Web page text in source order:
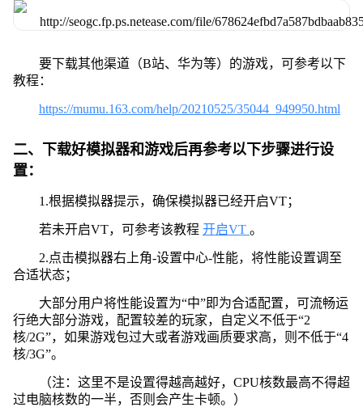
要下载其他渠道（B站、华为等）的游戏，可参考以下
教程：
https://mumu.163.com/help/20210525/35044_949950.html
二、下载好模拟器和游戏后再参考以下步骤进行设
置：
1.根据模拟器提示，确保模拟器已经开启VT；
若未开启VT，可参考该教程 开启VT 。
2.点击模拟器右上角-设置中心-性能，将性能设置调至
合适状态；
大部分用户将性能设置为“中”即为合适配置，可流畅运
行绝大部分游戏，配置较差的玩家，自定义不低于“2
核/2G”，如果游戏包过大或者游戏画质要求高，则不低于“4
核/3G”。
（注：这里不是设置得越高越好，CPU核数最高不得超
过电脑核数的一半，否则会产生卡顿。）